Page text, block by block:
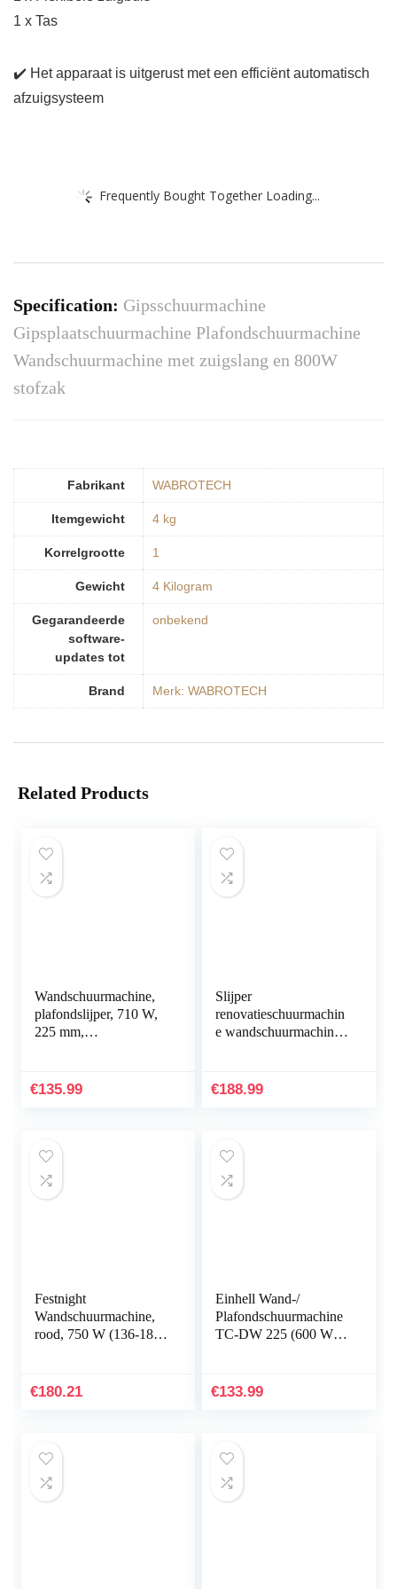
1 x Tas
✔️ Het apparaat is uitgerust met een efficiënt automatisch
afzuigsysteem
Frequently Bought Together Loading...
Specification: Gipsschuurmachine
Gipsplaatschuurmachine Plafondschuurmachine
Wandschuurmachine met zuigslang en 800W
stofzak
Fabrikant ‎WABROTECH
Itemgewicht ‎4 kg
Korrelgrootte ‎1
Gewicht ‎4 Kilogram
Gegarandeerde
software-
updates tot
‎onbekend
Brand Merk: WABROTECH
Related Products
Wandschuurmachine,
plafondslijper, 710 W,
225 mm,
lange hals
€135.99
Slijper
renovatieschuurmachin
e wandschuurmachine
voor beton en
€188.99
Festnight
Wandschuurmachine,
rood, 750 W (136-183)
€180.21
Einhell Wand-/
Plafondschuurmachine
TC-DW 225 (600 W,
Diameter Slijpschijf
€133.99